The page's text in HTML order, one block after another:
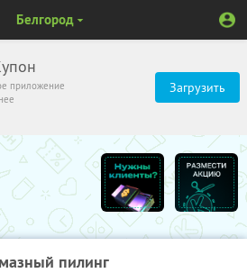
приложение
Загрузить
Белгород
пилинг